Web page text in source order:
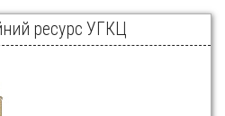
ресурс УГКЦ